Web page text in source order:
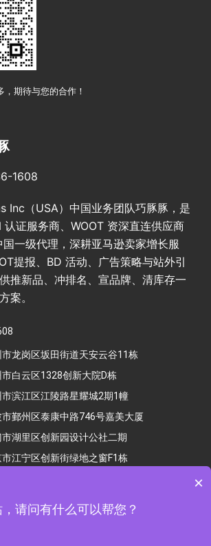
，期待与您的合作！
1608
Inc（USA）中国业务团队巧豚豚，是
证服务商、WOOT 资深直连供应商
一级代理，深耕亚马逊卖家增长服
提报、BD 活动、广告策略与站外引
推新品、冲排名、宣品牌、清库存一
案。
市龙岗区坂田街道天安云谷11栋
市白云区1328创新大院D栋
滨江区江陵路星耀城2期1幢
鄞州区泰康中路746号嘉美大厦
湖里区创新园设计公社二期
江宁区创新街绿地之窗F1栋
×
请问有什么可以帮您？